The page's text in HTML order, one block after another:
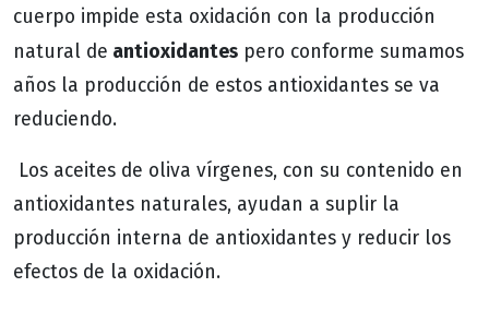
cuerpo impide esta oxidación con la producción
natural de antioxidantes pero conforme sumamos
años la producción de estos antioxidantes se va
reduciendo.
Los aceites de oliva vírgenes, con su contenido en
antioxidantes naturales, ayudan a suplir la
producción interna de antioxidantes y reducir los
efectos de la oxidación.